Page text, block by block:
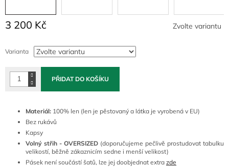
3 200 Kč
cena:
Zvolte variantu
Varianta
PŘIDAT DO KOŠÍKU
Materiál: 100% len (len je pěstovaný a látka je vyrobená v EU)
Bez rukávů
Kapsy
Volný střih - OVERSIZED (doporučujeme pečlivě prostudovat tabulku
velikostí, běžně zákaznicím sedne i menší velikost)
Pásek není součástí šatů, lze jej doobjednat extra zde